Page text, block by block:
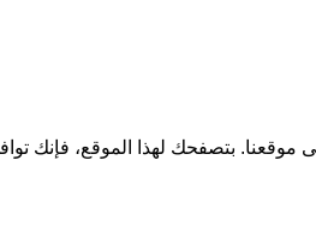
بتصفحك لهذا الموقع، فإنك